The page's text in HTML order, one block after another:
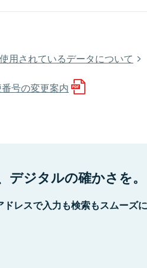
用されているデータについて
号の変更案内
デジタルの確かさを。
ドレスで入力も検索もスムーズ